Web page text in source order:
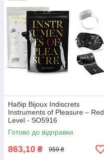
Набір Bijoux Indiscrets
Instruments of Pleasure – Red
Level - SO5916
Готово до відправки
863,10 ₴ 959 ₴